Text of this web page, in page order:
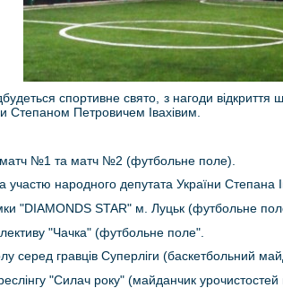
спортивне свято, з нагоди
Степаном Петровичем Івахівим.
матч №1 та матч №2 (футбольне поле).
участю народного депутата України Степана
"DIAMONDS STAR" м. Луцьк (футбольне
"Чачка" (футбольне поле".
серед гравців Суперліги (баскетбольний
"Силач року" (майданчик